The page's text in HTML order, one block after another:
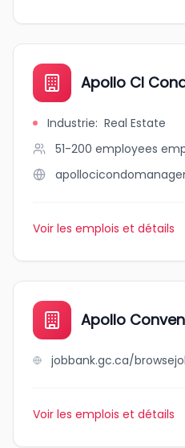
Apollo CI
Industrie: Real Estate
51-200 employees
Voir les emplois et détails
Apollo
Voir les emplois et détails